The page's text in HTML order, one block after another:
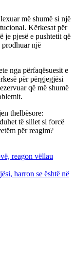
më shumë si një
Kërkesat për
je pjesë e pushtetit që
prodhuar një
nga përfaqësuesit e
për përgjegjësi
që më shumë
thelbësore:
të sillet si forcë
për reagim?
reagon vëllau
harron se është në